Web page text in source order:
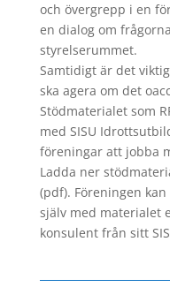
och övergrepp i en
en dialog om
styrelserummet.
Samtidigt är det
ska agera om det
Stödmaterialet som
med SISU
föreningar att jobba
Ladda ner
(pdf). Föreningen
själv med materialet
konsulent från sitt